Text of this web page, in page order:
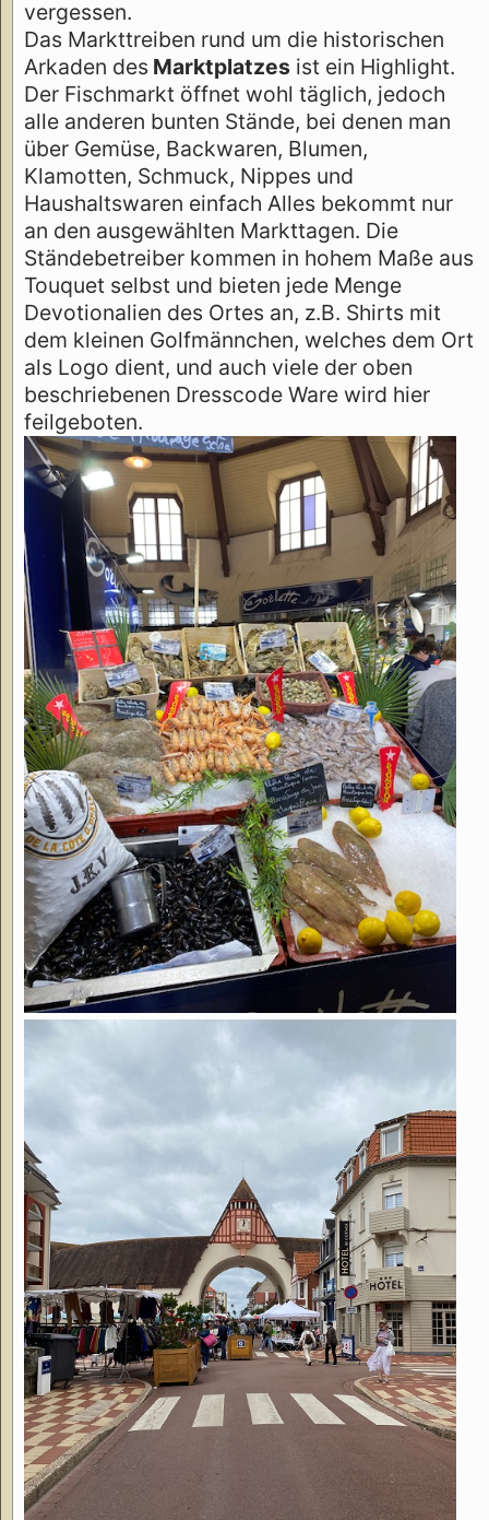
vergessen.
Das Markttreiben rund um die historischen
Arkaden des Marktplatzes ist ein Highlight.
Der Fischmarkt öffnet wohl täglich, jedoch
alle anderen bunten Stände, bei denen man
über Gemüse, Backwaren, Blumen,
Klamotten, Schmuck, Nippes und
Haushaltswaren einfach Alles bekommt nur
an den ausgewählten Markttagen. Die
Ständebetreiber kommen in hohem Maße aus
Touquet selbst und bieten jede Menge
Devotionalien des Ortes an, z.B. Shirts mit
dem kleinen Golfmännchen, welches dem Ort
als Logo dient, und auch viele der oben
beschriebenen Dresscode Ware wird hier
feilgeboten.